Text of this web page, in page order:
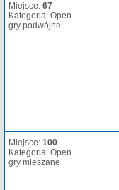
Miejsce: 67
Kategoria: Open
gry podwójne
Miejsce: 100
Kategoria: Open
gry mieszane